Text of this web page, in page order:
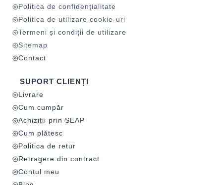
Politica de confidențialitate
Politica de utilizare cookie-uri
Termeni și condiții de utilizare
Sitemap
Contact
SUPORT CLIENȚI
Livrare
Cum cumpăr
Achiziții prin SEAP
Cum plătesc
Politica de retur
Retragere din contract
Contul meu